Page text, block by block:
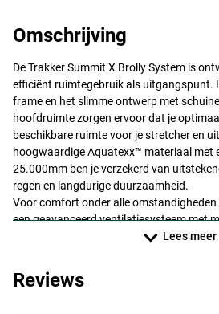
Omschrijving
De Trakker Summit X Brolly System is
efficiënt ruimtegebruik als uitgangspunt.
frame en het slimme ontwerp met
hoofdruimte zorgen ervoor dat je
beschikbare ruimte voor je stretcher en
hoogwaardige Aquatexx™ materiaal met
25.000mm ben je verzekerd van
regen en langdurige duurzaamheid.
Voor comfort onder alle omstandigheden
een geavanceerd ventilatiesysteem met
en een interne vapour shield die
stormpalen, haringen en draagtas, zodat
op elke sessie. Een ideale keuze voor de
Lees meer
Reviews